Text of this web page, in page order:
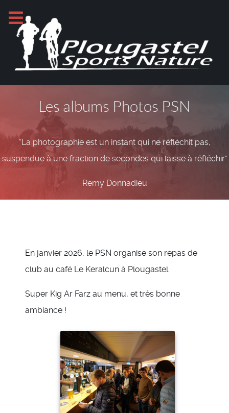
Les albums Photos PSN
“La photographie est un instant qui ne réfléchit pas,
suspendue à une fraction de secondes qui laisse à réfléchir”
Remy Donnadieu
En janvier 2026, le PSN organise son repas de
club au café Le Keralcun à Plougastel.
Super Kig Ar Farz au menu, et très bonne
ambiance !